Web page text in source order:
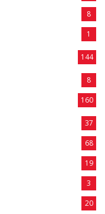
8
1
144
8
160
37
68
19
3
20